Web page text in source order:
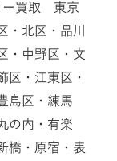
買取 東京
・北区・品川
・中野区・文
区・江東区・
島区・練馬
の内・有楽
橋・原宿・表